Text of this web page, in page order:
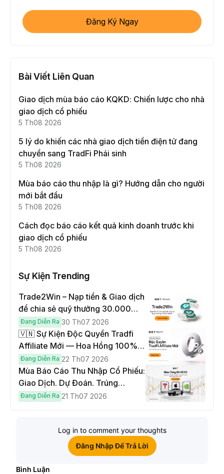
Đăng Ký Ngay
Bài Viết Liên Quan
Giao dịch mùa báo cáo KQKD: Chiến lược cho nhà
giao dịch cổ phiếu
5 Th08 2026
5 lý do khiến các nhà giao dịch tiền điện tử đang
chuyển sang TradFi Phái sinh
5 Th08 2026
Mùa báo cáo thu nhập là gì? Hướng dẫn cho người
mới bắt đầu
5 Th08 2026
Cách đọc báo cáo kết quả kinh doanh trước khi
giao dịch cổ phiếu
5 Th08 2026
Sự Kiện Trending
Trade2Win – Nạp tiền & Giao dịch
để chia sẻ quỹ thưởng 30.000
USDT
Đang Diễn Ra 30 Th07 2026
🇻🇳 Sự Kiện Độc Quyền Tradfi
Affiliate Mới — Hoa Hồng 100% &
Hoàn Phí Qua Đêm
Đang Diễn Ra 22 Th07 2026
Mùa Báo Cáo Thu Nhập Cổ Phiếu:
Giao Dịch. Dự Đoán. Trúng
Cybertruck!
Đang Diễn Ra 21 Th07 2026
Log in to comment your thoughts
Đăng Nhập Để Trả Lời
Bình Luận